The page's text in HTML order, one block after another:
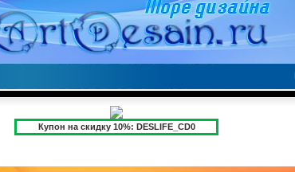
Купон на скидку 10%: DESLIFE_CD0